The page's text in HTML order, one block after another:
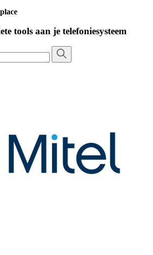
tools aan je telefoniesysteem